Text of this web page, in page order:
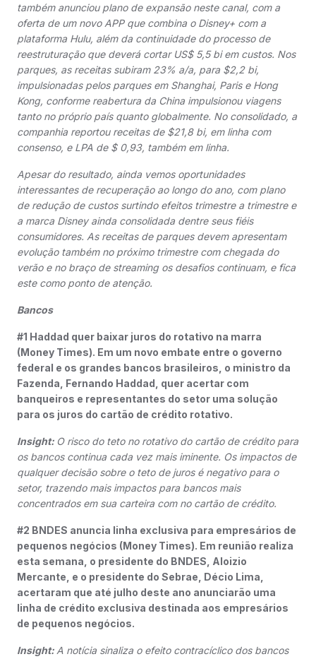
também anunciou plano de expansão neste canal, com a
oferta de um novo APP que combina o Disney+ com a
plataforma Hulu, além da continuidade do processo de
reestruturação que deverá cortar US$ 5,5 bi em custos. Nos
parques, as receitas subiram 23% a/a, para $2,2 bi,
impulsionadas pelos parques em Shanghai, Paris e Hong
Kong, conforme reabertura da China impulsionou viagens
tanto no próprio país quanto globalmente. No consolidado, a
companhia reportou receitas de $21,8 bi, em linha com
consenso, e LPA de $ 0,93, também em linha.
Apesar do resultado, ainda vemos oportunidades
interessantes de recuperação ao longo do ano, com plano
de redução de custos surtindo efeitos trimestre a trimestre e
a marca Disney ainda consolidada dentre seus fiéis
consumidores. As receitas de parques devem apresentam
evolução também no próximo trimestre com chegada do
verão e no braço de streaming os desafios continuam, e fica
este como ponto de atenção.
Bancos
#1 Haddad quer baixar juros do rotativo na marra
(Money Times). Em um novo embate entre o governo
federal e os grandes bancos brasileiros, o ministro da
Fazenda, Fernando Haddad, quer acertar com
banqueiros e representantes do setor uma solução
para os juros do cartão de crédito rotativo.
Insight: O risco do teto no rotativo do cartão de crédito para
os bancos continua cada vez mais iminente. Os impactos de
qualquer decisão sobre o teto de juros é negativo para o
setor, trazendo mais impactos para bancos mais
concentrados em sua carteira com no cartão de crédito.
#2 BNDES anuncia linha exclusiva para empresários de
pequenos negócios (Money Times). Em reunião realiza
esta semana, o presidente do BNDES, Aloizio
Mercante, e o presidente do Sebrae, Décio Lima,
acertaram que até julho deste ano anunciarão uma
linha de crédito exclusiva destinada aos empresários
de pequenos negócios.
Insight: A notícia sinaliza o efeito contracíclico dos bancos